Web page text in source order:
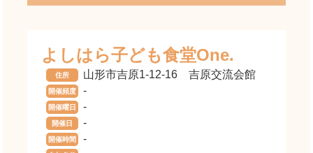
よしはら子ども食堂One.
住所 山形市吉原1-12-16 吉原交流会館
開催頻度 -
開催曜日 -
開催日 -
開催時間 -